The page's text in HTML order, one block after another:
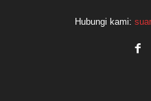
Hubungi kami: